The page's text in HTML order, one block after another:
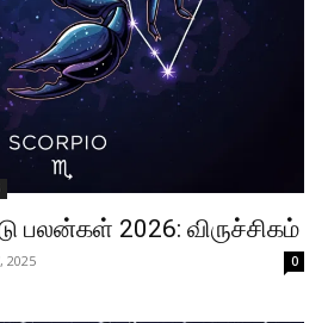
பலன்கள் 2026: விருச்சிகம்
2025 0